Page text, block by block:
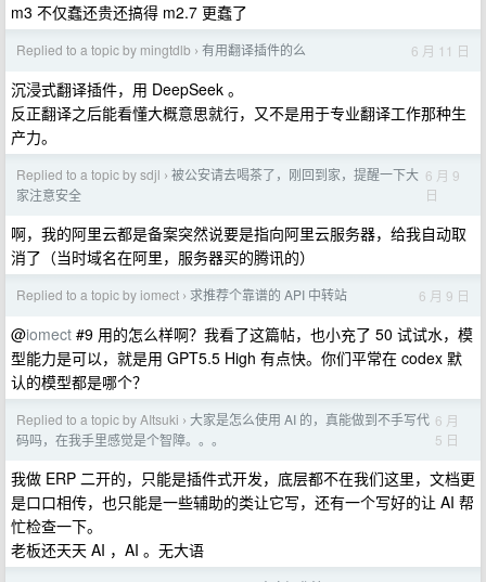
m3 不仅蠢还贵还搞得 m2.7 更蠢了
Replied to a topic by mingtdlb › 有用翻译插件的么 6 月 11 日
沉浸式翻译插件，用 DeepSeek 。
反正翻译之后能看懂大概意思就行，又不是用于专业翻译工作那种生
产力。
Replied to a topic by sdjl › 被公安请去喝茶了，刚回到家，提醒一下大
家注意安全
6 月 9
日
啊，我的阿里云都是备案突然说要是指向阿里云服务器，给我自动取
消了（当时域名在阿里，服务器买的腾讯的）
Replied to a topic by iomect › 求推荐个靠谱的 API 中转站 6 月 9 日
@iomect #9 用的怎么样啊？我看了这篇帖，也小充了 50 试试水，模
型能力是可以，就是用 GPT5.5 High 有点快。你们平常在 codex 默
认的模型都是哪个？
Replied to a topic by AItsuki › 大家是怎么使用 AI 的，真能做到不手写代
码吗，在我手里感觉是个智障。。。
6 月
5 日
我做 ERP 二开的，只能是插件式开发，底层都不在我们这里，文档更
是口口相传，也只能是一些辅助的类让它写，还有一个写好的让 AI 帮
忙检查一下。
老板还天天 AI ，AI 。无大语